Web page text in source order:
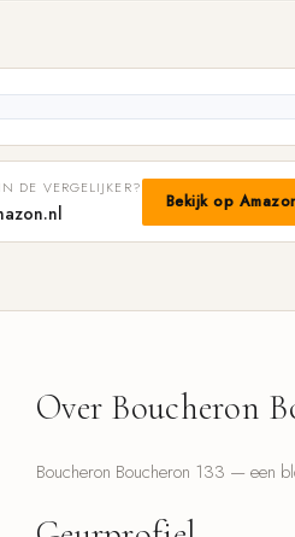
DE VERGELIJKER?
Bekijk op
Over Boucheron
Boucheron Boucheron 133 — een